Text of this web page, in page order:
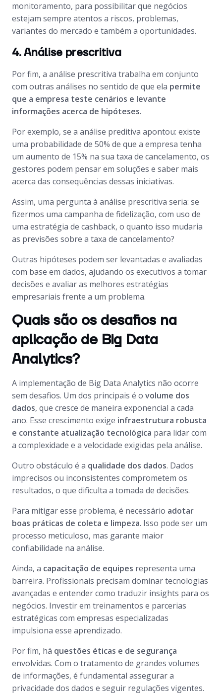
monitoramento, para possibilitar que negócios
estejam sempre atentos a riscos, problemas,
variantes do mercado e também a oportunidades.
4. Análise prescritiva
Por fim, a análise prescritiva trabalha em conjunto
com outras análises no sentido de que ela permite
que a empresa teste cenários e levante
informações acerca de hipóteses.
Por exemplo, se a análise preditiva apontou: existe
uma probabilidade de 50% de que a empresa tenha
um aumento de 15% na sua taxa de cancelamento, os
gestores podem pensar em soluções e saber mais
acerca das consequências dessas iniciativas.
Assim, uma pergunta à análise prescritiva seria: se
fizermos uma campanha de fidelização, com uso de
uma estratégia de cashback, o quanto isso mudaria
as previsões sobre a taxa de cancelamento?
Outras hipóteses podem ser levantadas e avaliadas
com base em dados, ajudando os executivos a tomar
decisões e avaliar as melhores estratégias
empresariais frente a um problema.
Quais são os desafios na
aplicação de Big Data
Analytics?
A implementação de Big Data Analytics não ocorre
sem desafios. Um dos principais é o volume dos
dados, que cresce de maneira exponencial a cada
ano. Esse crescimento exige infraestrutura robusta
e constante atualização tecnológica para lidar com
a complexidade e a velocidade exigidas pela análise.
Outro obstáculo é a qualidade dos dados. Dados
imprecisos ou inconsistentes comprometem os
resultados, o que dificulta a tomada de decisões.
Para mitigar esse problema, é necessário adotar
boas práticas de coleta e limpeza. Isso pode ser um
processo meticuloso, mas garante maior
confiabilidade na análise.
Ainda, a capacitação de equipes representa uma
barreira. Profissionais precisam dominar tecnologias
avançadas e entender como traduzir insights para os
negócios. Investir em treinamentos e parcerias
estratégicas com empresas especializadas
impulsiona esse aprendizado.
Por fim, há questões éticas e de segurança
envolvidas. Com o tratamento de grandes volumes
de informações, é fundamental assegurar a
privacidade dos dados e seguir regulações vigentes.